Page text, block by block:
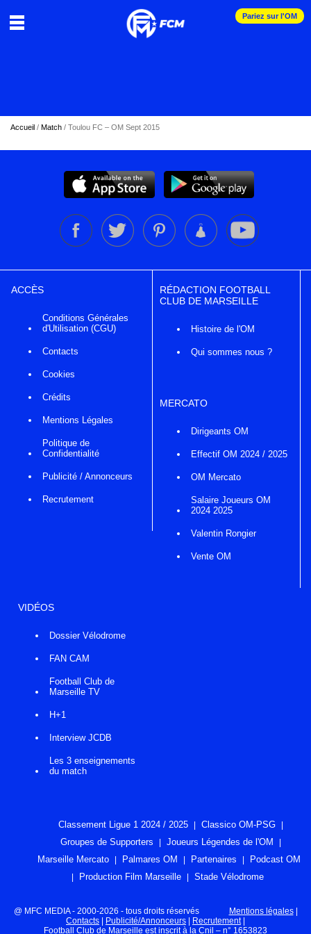
Pariez sur l'OM
Accueil / Match / Toulou FC – OM Sept 2015
ACCÈS
Conditions Générales
d'Utilisation (CGU)
Contacts
Cookies
Crédits
Mentions Légales
Politique de
Confidentialité
Publicité / Annonceurs
Recrutement
RÉDACTION FOOTBALL
CLUB DE MARSEILLE
Histoire de l'OM
Qui sommes nous ?
MERCATO
Dirigeants OM
Effectif OM 2024 / 2025
OM Mercato
Salaire Joueurs OM
2024 2025
Valentin Rongier
Vente OM
VIDÉOS
Dossier Vélodrome
FAN CAM
Football Club de
Marseille TV
H+1
Interview JCDB
Les 3 enseignements
du match
Classement Ligue 1 2024 / 2025
Classico OM-PSG
Groupes de Supporters
Joueurs Légendes de l'OM
Marseille Mercato
Palmares OM Partenaires
Podcast OM
Production Film Marseille
Stade Vélodrome
@ MFC MEDIA - 2000-2026 - tous droits réservés Mentions légales|
Contacts
Publicité/Annonceurs Recrutement|
Football Club de Marseille est inscrit à la Cnil – n° 1653823